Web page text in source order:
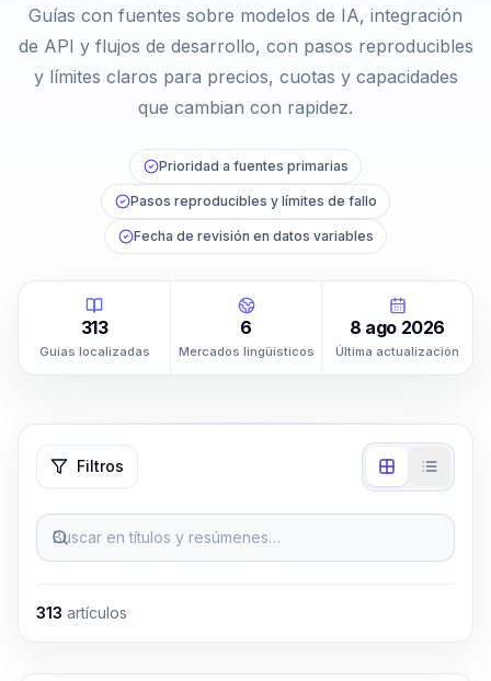
Guías con fuentes sobre modelos de IA, integración
de API y flujos de desarrollo, con pasos reproducibles
y límites claros para precios, cuotas y capacidades
que cambian con rapidez.
Prioridad a fuentes primarias
Pasos reproducibles y límites de fallo
Fecha de revisión en datos variables
313
Guías localizadas
6
Mercados lingüísticos
8 ago 2026
Última actualización
Filtros
Buscar en títulos y resúmenes…
313 artículos